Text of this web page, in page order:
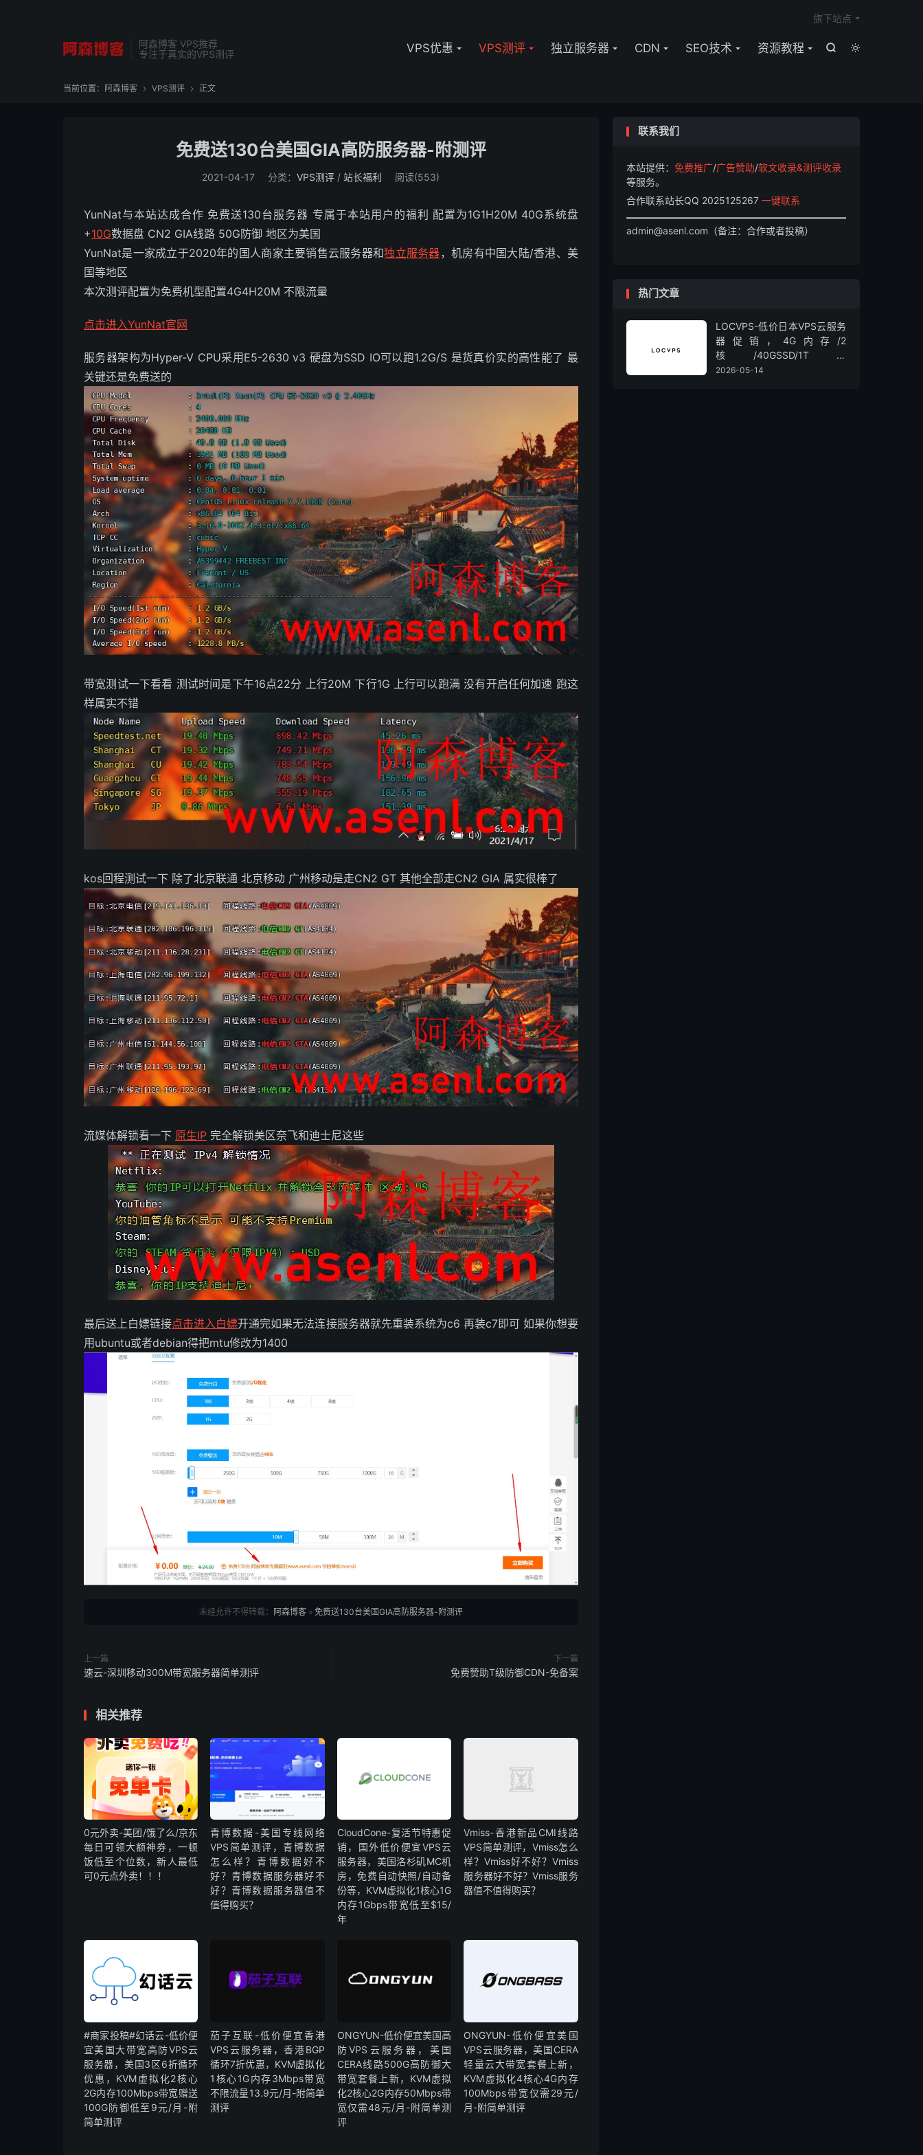
阿森博客 VPS推荐
专注于真实的VPS测评


VPS优惠 VPS测评 独立服务器 CDN SEO技术 资源教程
旗下站点
当前位置： 阿森博客  VPS测评  正文
免费送130台美国GIA高防服务器-附测评
2021-04-17 分类： VPS测评 / 站长福利 阅读(553)
YunNat与本站达成合作 免费送130台服务器 专属于本站用户的福利 配置为1G1H20M 40G系统盘
+10G数据盘 CN2 GIA线路 50G防御 地区为美国
YunNat是一家成立于2020年的国人商家主要销售云服务器和独立服务器，机房有中国大陆/香港、美
国等地区
本次测评配置为免费机型配置4G4H20M 不限流量
点击进入YunNat官网
服务器架构为Hyper-V CPU采用E5-2630 v3 硬盘为SSD IO可以跑1.2G/S 是货真价实的高性能了 最
关键还是免费送的
带宽测试一下看看 测试时间是下午16点22分 上行20M 下行1G 上行可以跑满 没有开启任何加速 跑这
样属实不错
kos回程测试一下 除了北京联通 北京移动 广州移动是走CN2 GT 其他全部走CN2 GIA 属实很棒了
流媒体解锁看一下 原生IP 完全解锁美区奈飞和迪士尼这些
最后送上白嫖链接点击进入白嫖开通完如果无法连接服务器就先重装系统为c6 再装c7即可 如果你想要
用ubuntu或者debian得把mtu修改为1400
未经允许不得转载： 阿森博客 » 免费送130台美国GIA高防服务器-附测评
上一篇
速云-深圳移动300M带宽服务器简单测评
下一篇
免费赞助T级防御CDN-免备案
相关推荐
0元外卖-美团/饿了么/京东
每日可领大额神券，一顿
饭低至个位数，新人最低
可0元点外卖！！！
青博数据-美国专线网络
VPS简单测评，青博数据
怎么样？青博数据好不
好？青博数据服务器好不
好？青博数据服务器值不
值得购买？
CloudCone-复活节特惠促
销，国外低价便宜VPS云
服务器，美国洛杉矶MC机
房，免费自动快照/自动备
份等，KVM虚拟化1核心1G
内存1Gbps带宽低至$15/
年
Vmiss-香港新品CMI线路
VPS简单测评，Vmiss怎么
样？Vmiss好不好？Vmiss
服务器好不好？Vmiss服务
器值不值得购买？
#商家投稿#幻话云-低价便
宜美国大带宽高防VPS云
服务器，美国3区6折循环
优惠，KVM虚拟化2核心
2G内存100Mbps带宽赠送
100G防御低至9元/月-附
简单测评
茄子互联-低价便宜香港
VPS云服务器，香港BGP
循环7折优惠，KVM虚拟化
1核心1G内存3Mbps带宽
不限流量13.9元/月-附简单
测评
ONGYUN-低价便宜美国高
防VPS云服务器，美国
CERA线路500G高防御大
带宽套餐上新，KVM虚拟
化2核心2G内存50Mbps带
宽仅需48元/月-附简单测
评
ONGYUN-低价便宜美国
VPS云服务器，美国CERA
轻量云大带宽套餐上新，
KVM虚拟化4核心4G内存
100Mbps带宽仅需29元/
月-附简单测评
联系我们
本站提供： 免费推广/广告赞助/软文收录&测评收录
等服务。
合作联系站长QQ 2025125267 一键联系
admin@asenl.com（备注：合作或者投稿）
热门文章
LOCVPS-低价日本VPS云服务
器促销，4G内存/2
核/40GSSD/1T流
量/450Mbps带宽，低至36元/
2026-05-14